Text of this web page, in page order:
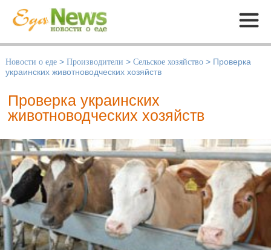
Меню
Новости о еде > Производители > Сельское хозяйство > Проверка
украинских животноводческих хозяйств
Проверка украинских
животноводческих хозяйств